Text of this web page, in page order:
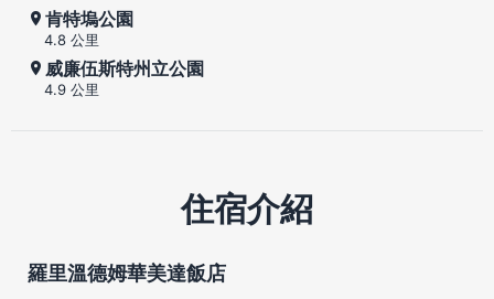
肯特塢公園
4.8 公里
威廉伍斯特州立公園
4.9 公里
住宿介紹
羅里溫德姆華美達飯店